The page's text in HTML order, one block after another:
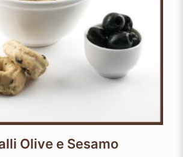
Olive e Sesamo